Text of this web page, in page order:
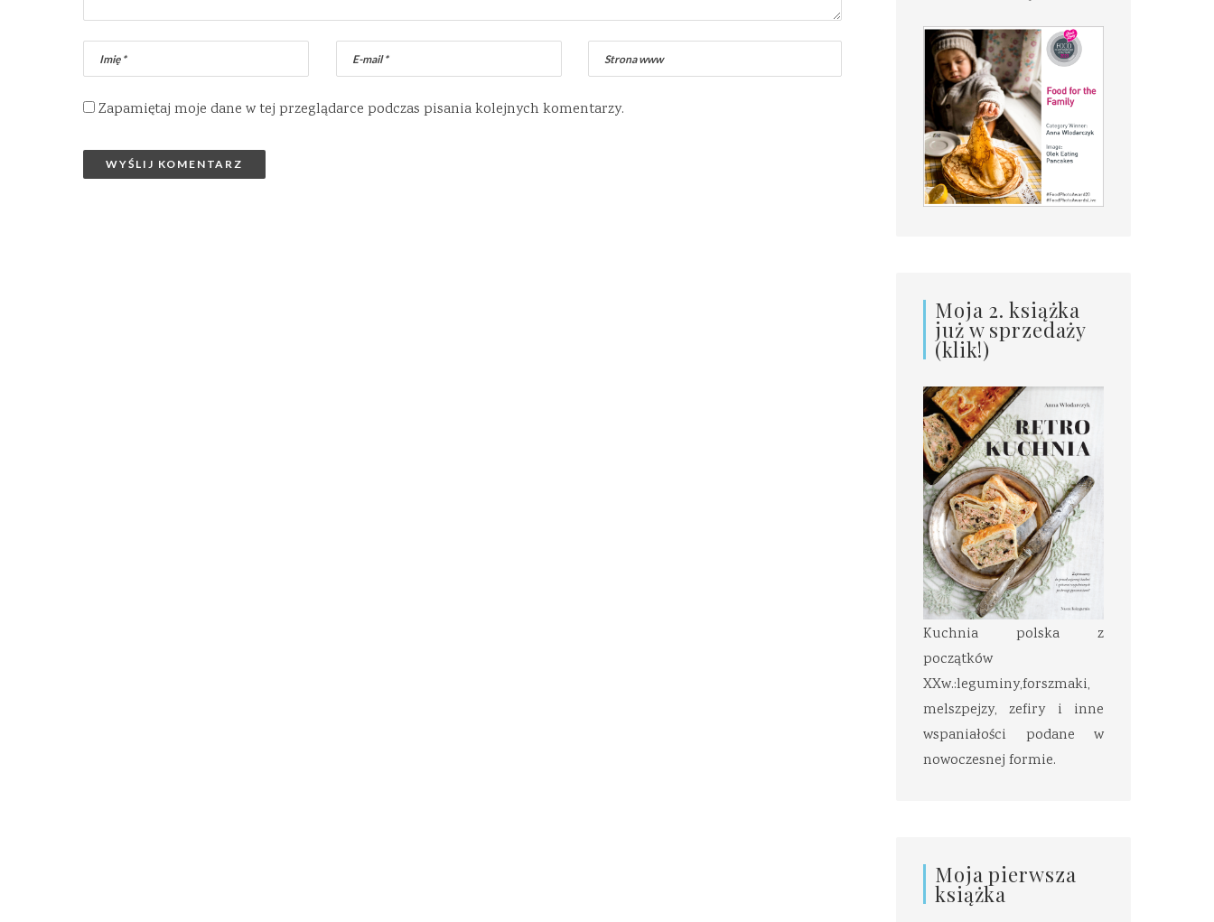
Zapamiętaj moje dane w tej przeglądarce podczas pisania kolejnych komentarzy.
Moja 2. książka
już w sprzedaży
(klik!)
Kuchnia polska z
początków
XXw.:leguminy,forszmaki,
melszpejzy, zefiry i inne
wspaniałości podane w
nowoczesnej formie.
Moja pierwsza
książka